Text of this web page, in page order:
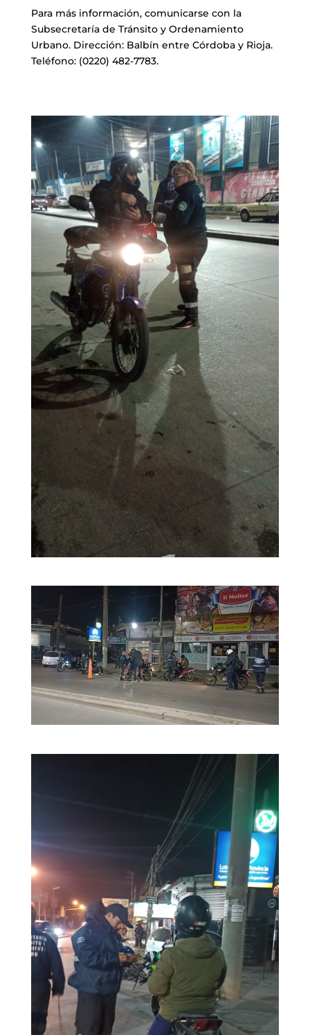
Para más información, comunicarse con la
Subsecretaría de Tránsito y Ordenamiento
Urbano. Dirección: Balbín entre Córdoba y Rioja.
Teléfono: (0220) 482-7783.